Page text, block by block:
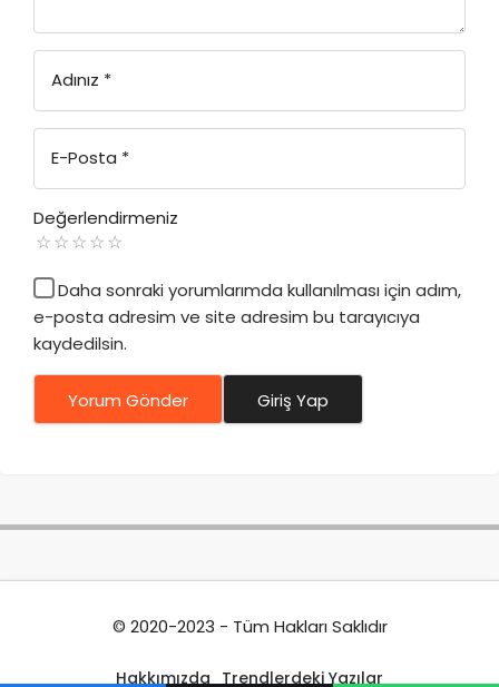
Adınız *
E-Posta *
Değerlendirmeniz
Daha sonraki yorumlarımda kullanılması için adım,
e-posta adresim ve site adresim bu tarayıcıya
kaydedilsin.
Yorum Gönder Giriş Yap
© 2020-2023 - Tüm Hakları Saklıdır
Hakkımızda Trendlerdeki Yazılar